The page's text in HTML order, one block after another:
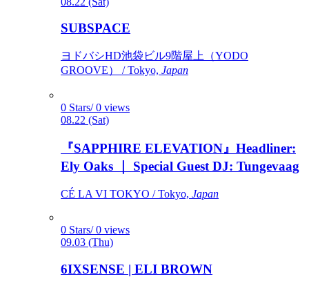
SUBSPACE
ヨドバシHD池袋ビル9階屋上（YODO
GROOVE） / Tokyo, Japan
0 Stars/ 0 views
08.22 (Sat)
『SAPPHIRE ELEVATION』Headliner:
Ely Oaks ｜ Special Guest DJ: Tungevaag
CÉ LA VI TOKYO / Tokyo, Japan
0 Stars/ 0 views
09.03 (Thu)
6IXSENSE | ELI BROWN